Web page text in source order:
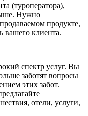
(туроператора),
Нужно
продукте,
вашего клиента.
спектр услуг. Вы
заботят вопросы
этих забот.
отели, услуги,